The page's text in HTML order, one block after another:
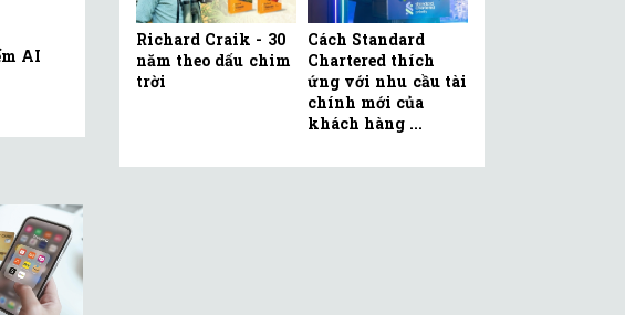
AI
Richard Craik - 30
năm theo dấu chim
trời
Cách Standard
Chartered thích
ứng với nhu cầu tài
chính mới của
khách hàng ...